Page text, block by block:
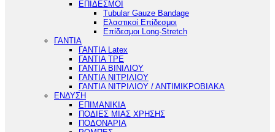
ΕΠΙΔΕΣΜΟΙ
Tubular Gauze Bandage
Ελαστικοί Επίδεσμοι
Επίδεσμοι Long-Stretch
ΓΑΝΤΙΑ
ΓΑΝΤΙΑ Latex
ΓΑΝΤΙΑ TPE
ΓΑΝΤΙΑ ΒΙΝΙΛΙΟΥ
ΓΑΝΤΙΑ ΝΙΤΡΙΛΙΟΥ
ΓΑΝΤΙΑ ΝΙΤΡΙΛΙΟΥ / ΑΝΤΙΜΙΚΡΟΒΙΑΚΑ
ΕΝΔΥΣΗ
ΕΠΙΜΑΝΙΚΙΑ
ΠΟΔΙΕΣ ΜΙΑΣ ΧΡΗΣΗΣ
ΠΟΔΟΝΑΡΙΑ